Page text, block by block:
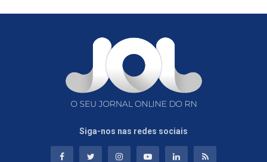
Siga-nos nas redes sociais